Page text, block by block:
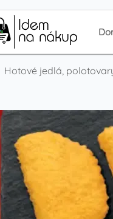
Hotové jedlá,